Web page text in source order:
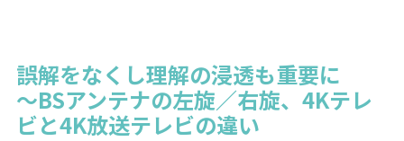
誤解をなくし理解の浸透も重要に
～BSアンテナの左旋／右旋、4Kテレ
ビと4K放送テレビの違い